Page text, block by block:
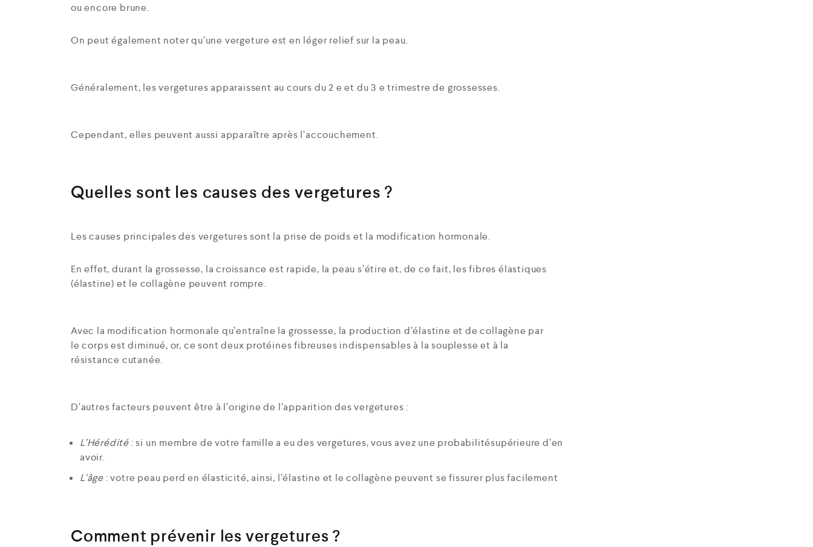
ou encore brune.
On peut également noter qu’une vergeture est en léger relief sur la peau.
Généralement, les vergetures apparaissent au cours du 2 e et du 3 e trimestre de grossesses.
Cependant, elles peuvent aussi apparaître après l’accouchement.
Quelles sont les causes des vergetures ?
Les causes principales des vergetures sont la prise de poids et la modification hormonale.
En effet, durant la grossesse, la croissance est rapide, la peau s’étire et, de ce fait, les fibres élastiques
(élastine) et le collagène peuvent rompre.
Avec la modification hormonale qu’entraîne la grossesse, la production d’élastine et de collagène par
le corps est diminué, or, ce sont deux protéines fibreuses indispensables à la souplesse et à la
résistance cutanée.
D’autres facteurs peuvent être à l’origine de l’apparition des vergetures :
L’Hérédité: si un membre de votre famille a eu des vergetures, vous avez une probabilitésupérieure d’en
avoir.
L’âge: votre peau perd en élasticité, ainsi, l’élastine et le collagène peuvent se fissurer plus facilement
Comment prévenir les vergetures ?